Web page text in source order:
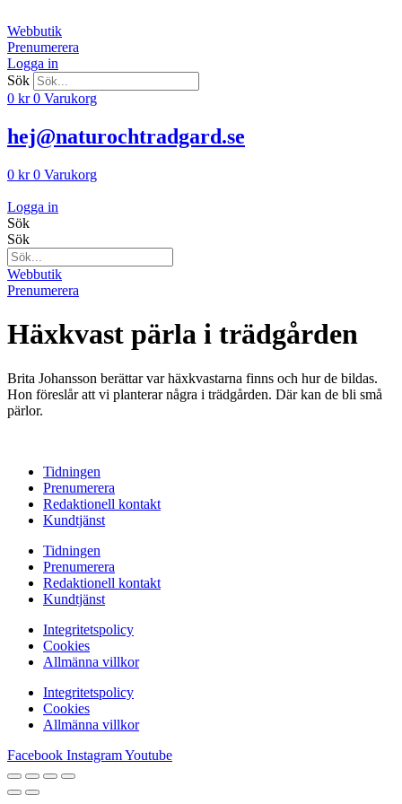
till
innehåll
Webbutik
Prenumerera
Logga in
Sök
0 kr 0 Varukorg
hej@naturochtradgard.se
0 kr 0 Varukorg
Logga in
Sök
Sök
Webbutik
Prenumerera
Häxkvast pärla i trädgården
Brita Johansson be­rättar var häxkvastar­na finns och hur de bildas.
Hon föreslår att vi planterar några i trädgården. Där kan de bli små
pärlor.
Tidningen
Prenumerera
Redaktionell kontakt
Kundtjänst
Tidningen
Prenumerera
Redaktionell kontakt
Kundtjänst
Integritetspolicy
Cookies
Allmänna villkor
Integritetspolicy
Cookies
Allmänna villkor
Facebook InstagramYoutube